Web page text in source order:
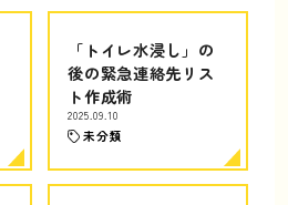
「トイレ水浸し」の
後の緊急連絡先リス
ト作成術
2025.09.10
未分類